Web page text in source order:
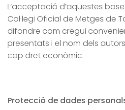
L’acceptació d’aquestes
Col·legi Oficial de Metges de
difondre com cregui
presentats i el nom dels
cap dret econòmic.
Protecció de dades